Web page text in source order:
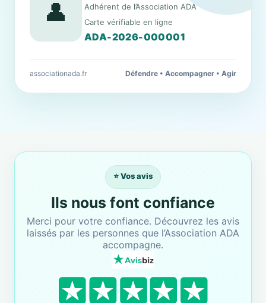
👤
Adhérent de l’Association ADA
Carte vérifiable en ligne
ADA-2026-000001
associationada.fr Défendre • Accompagner • Agir
⭐ Vos avis
Ils nous font confiance
Merci pour votre confiance. Découvrez les avis
laissés par les personnes que l’Association ADA
accompagne.